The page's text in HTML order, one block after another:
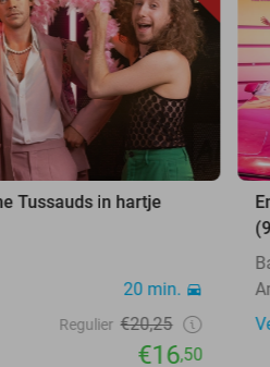
Tussauds in hartje
20 min.
Regulier €20,25
€16,50